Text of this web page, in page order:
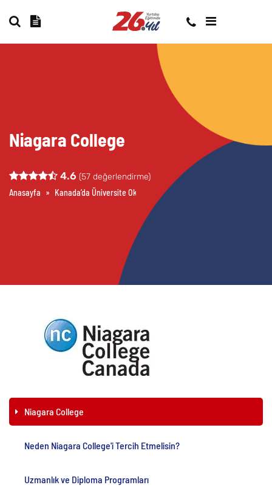
Niagara College
4.6 (57 değerlendirme)
Anasayfa » Kanada’da Üniversite Okumak »
Niagara College
Neden Niagara College'i Tercih Etmelisin?
Uzmanlık ve Diploma Programları